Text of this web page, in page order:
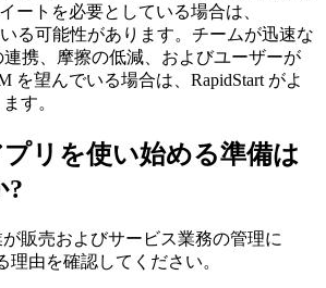
ートを必要としている場合は、
る可能性があります。チームが迅速な
連携、摩擦の低減、およびユーザーが
を望んでいる場合は、RapidStart がよ
す。
リを使い始める準備は
?
販売およびサービス業務の管理に
理由を確認してください。